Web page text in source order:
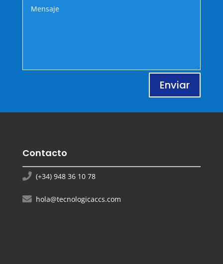
Enviar
Contacto
(+34) 948 36 10 78
hola@tecnologicaccs.com